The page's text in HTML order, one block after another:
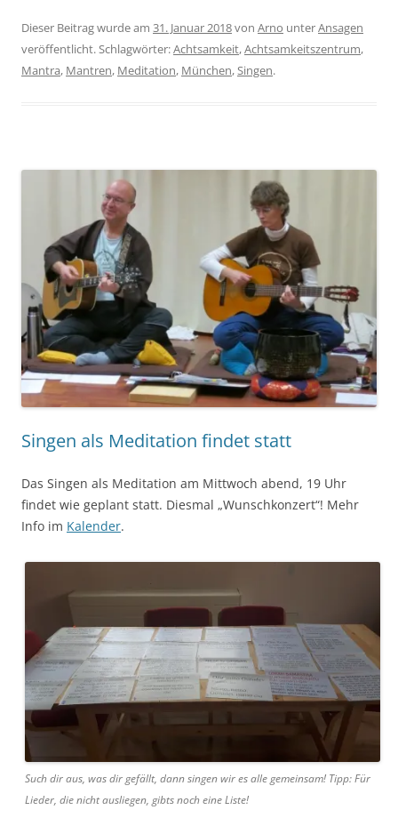
Dieser Beitrag wurde am 31. Januar 2018von Arno unterAnsagen
veröffentlicht. Schlagwörter:Achtsamkeit,Achtsamkeitszentrum,
Mantra, Mantren, Meditation, München,Singen.
Singen als Meditation findet statt
Das Singen als Meditation am Mittwoch abend, 19 Uhr
findet wie geplant statt. Diesmal „Wunschkonzert“! Mehr
Info im Kalender.
Such dir aus, was dir gefällt, dann singen wir es alle gemeinsam! Tipp: Für
Lieder, die nicht ausliegen, gibts noch eine Liste!